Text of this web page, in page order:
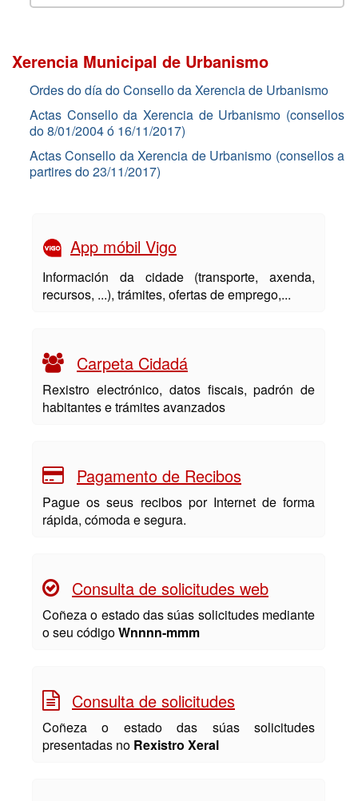
Xerencia Municipal de Urbanismo
Ordes do día do Consello da Xerencia de Urbanismo
Actas Consello da Xerencia de Urbanismo (consellos
do 8/01/2004 ó 16/11/2017)
Actas Consello da Xerencia de Urbanismo (consellos a
partires do 23/11/2017)
App móbil Vigo
Información da cidade (transporte, axenda,
recursos, ...), trámites, ofertas de emprego,...
Carpeta Cidadá
Rexistro electrónico, datos fiscais, padrón de
habitantes e trámites avanzados
Pagamento de Recibos
Pague os seus recibos por Internet de forma
rápida, cómoda e segura.
Consulta de solicitudes web
Coñeza o estado das súas solicitudes mediante
o seu códigoWnnnn-mmm
Consulta de solicitudes
Coñeza o estado das súas solicitudes
presentadas no Rexistro Xeral